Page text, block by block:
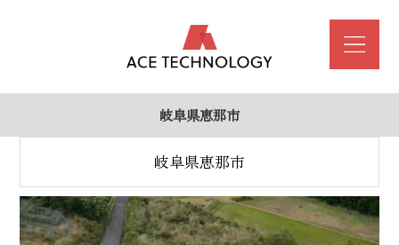
岐阜県恵那市
岐阜県恵那市